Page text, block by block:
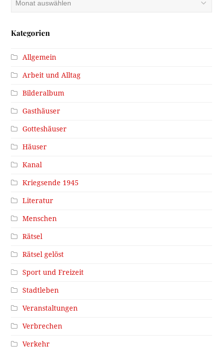
Kategorien
Allgemein
Arbeit und Alltag
Bilderalbum
Gasthäuser
Gotteshäuser
Häuser
Kanal
Kriegsende 1945
Literatur
Menschen
Rätsel
Rätsel gelöst
Sport und Freizeit
Stadtleben
Veranstaltungen
Verbrechen
Verkehr